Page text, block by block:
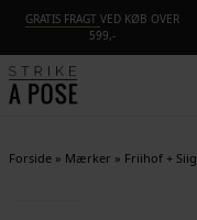
GRATIS FRAGT VED KØB OVER
599,-
Forside» Mærker » Friihof + Siig